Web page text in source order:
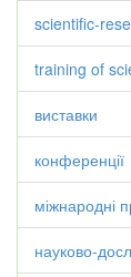
scientific-
training of
виставки
конференції
міжнародні
науково-